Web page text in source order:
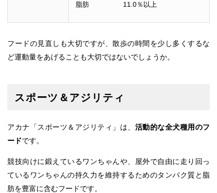
脂肪 11.0％以上
フードの見直しも大切ですが、散歩の時間を少し多くするな
ど運動量をあげることも大切ではないでしょうか。
スポーツ＆アジリティ
アカナ「スポーツ＆アジリティ」は、 活動的な全犬種用のフ
ードです。
競技向けに鍛えているワンちゃんや、屋外で自由に走り回っ
ているワンちゃんの持久力を維持するためのタンパク質と脂
肪を豊富に含むフードです。